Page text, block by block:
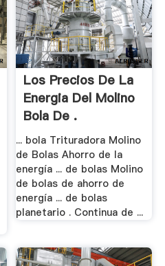
Los Precios De La
Energia Del Molino
Bola De .
... bola Trituradora Molino
de Bolas Ahorro de la
energía ... de bolas Molino
de bolas de ahorro de
energía ... de bolas
planetario . Continua de ...